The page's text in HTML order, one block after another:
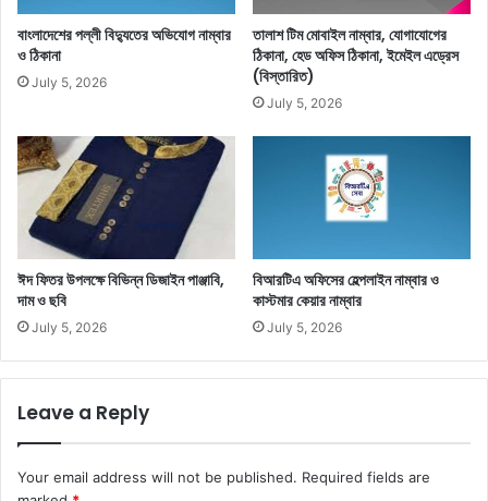
বাংলাদেশের পল্লী বিদ্যুতের অভিযোগ নাম্বার
ও ঠিকানা
July 5, 2026
তালাশ টিম মোবাইল নাম্বার, যোগাযোগের
ঠিকানা, হেড অফিস ঠিকানা, ইমেইল এড্রেস
(বিস্তারিত)
July 5, 2026
ঈদ ফিতর উপলক্ষে বিভিন্ন ডিজাইন পাঞ্জাবি,
দাম ও ছবি
July 5, 2026
বিআরটিএ অফিসের হেল্পলাইন নাম্বার ও
কাস্টমার কেয়ার নাম্বার
July 5, 2026
Leave a Reply
Your email address will not be published. Required fields are